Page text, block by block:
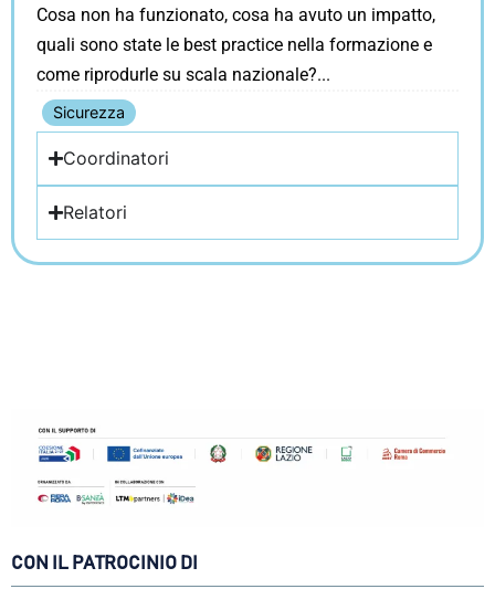
Cosa non ha funzionato, cosa ha avuto un impatto,
quali sono state le best practice nella formazione e
come riprodurle su scala nazionale?
Sicurezza
Coordinatori
Relatori
CON IL PATROCINIO DI